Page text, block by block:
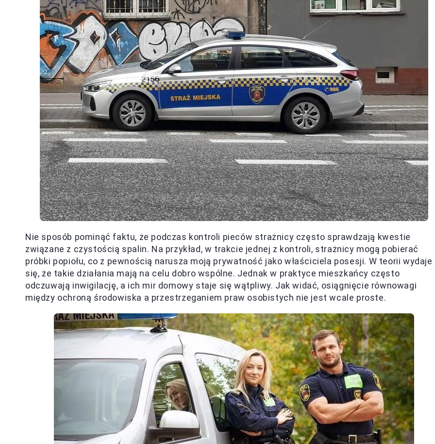
Nie sposób pominąć faktu, że podczas kontroli pieców strażnicy często sprawdzają kwestie
związane z czystością spalin. Na przykład, w trakcie jednej z kontroli, strażnicy mogą pobierać
próbki popiołu, co z pewnością narusza moją prywatność jako właściciela posesji. W teorii wydaje
się, że takie działania mają na celu dobro wspólne. Jednak w praktyce mieszkańcy często
odczuwają inwigilację, a ich mir domowy staje się wątpliwy. Jak widać, osiągnięcie równowagi
między ochroną środowiska a przestrzeganiem praw osobistych nie jest wcale proste.